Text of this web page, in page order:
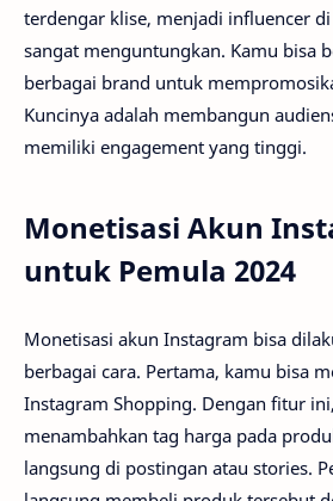
terdengar klise, menjadi influencer
sangat menguntungkan. Kamu bisa
berbagai brand untuk
Kuncinya adalah membangun
memiliki engagement yang tinggi.
Monetisasi Akun
untuk Pemula 2024
Monetisasi akun Instagram bisa
berbagai cara. Pertama, kamu bisa
Instagram Shopping. Dengan fitur
menambahkan tag harga pada
langsung di postingan atau stories.